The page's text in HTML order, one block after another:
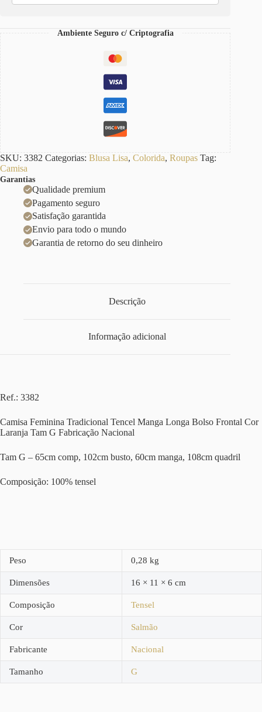
Ambiente Seguro c/ Criptografia
SKU: 3382 Categorias: Blusa Lisa, Colorida, Roupas Tag:
Camisa
Garantias
Qualidade premium
Pagamento seguro
Satisfação garantida
Envio para todo o mundo
Garantia de retorno do seu dinheiro
Descrição
Informação adicional
Ref.: 3382
Camisa Feminina Tradicional Tencel Manga Longa Bolso Frontal Cor
Laranja Tam G Fabricação Nacional
Tam G – 65cm comp, 102cm busto, 60cm manga, 108cm quadril
Composição: 100% tensel
Peso 0,28 kg
Dimensões 16 × 11 × 6 cm
Composição Tensel
Cor Salmão
Fabricante Nacional
Tamanho G